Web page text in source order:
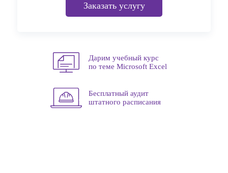
Заказать услугу
Дарим учебный курс
по теме Microsoft Excel
Бесплатный аудит
штатного расписания